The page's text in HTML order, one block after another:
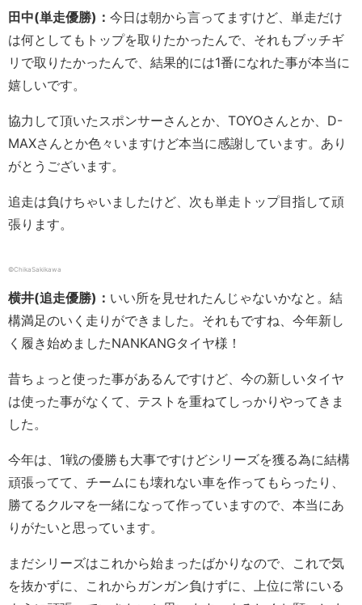
田中(単走優勝)： 今日は朝から言ってますけど、単走だけ
は何としてもトップを取りたかったんで、それもブッチギ
リで取りたかったんで、結果的には1番になれた事が本当に
嬉しいです。
協力して頂いたスポンサーさんとか、TOYOさんとか、D-
MAXさんとか色々いますけど本当に感謝しています。あり
がとうございます。
追走は負けちゃいましたけど、次も単走トップ目指して頑
張ります。
©ChikaSakikawa
横井(追走優勝)： いい所を見せれたんじゃないかなと。結
構満足のいく走りができました。それもですね、今年新し
く履き始めましたNANKANGタイヤ様！
昔ちょっと使った事があるんですけど、今の新しいタイヤ
は使った事がなくて、テストを重ねてしっかりやってきま
した。
今年は、1戦の優勝も大事ですけどシリーズを獲る為に結構
頑張ってて、チームにも壊れない車を作ってもらったり、
勝てるクルマを一緒になって作っていますので、本当にあ
りがたいと思っています。
まだシリーズはこれから始まったばかりなので、これで気
を抜かずに、これからガンガン負けずに、上位に常にいる